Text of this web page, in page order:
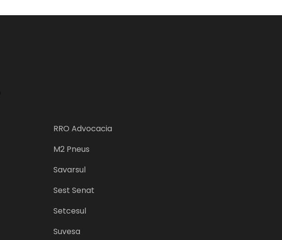
RRO Advocacia
M2 Pneus
Savarsul
Sest Senat
Setcesul
Suvesa